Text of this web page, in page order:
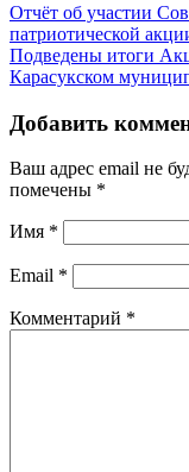
Отчёт об участии
патриотической
Подведены итоги
Карасукском
Добавить
Ваш адрес email не
помечены *
Имя *
Email *
Комментарий *